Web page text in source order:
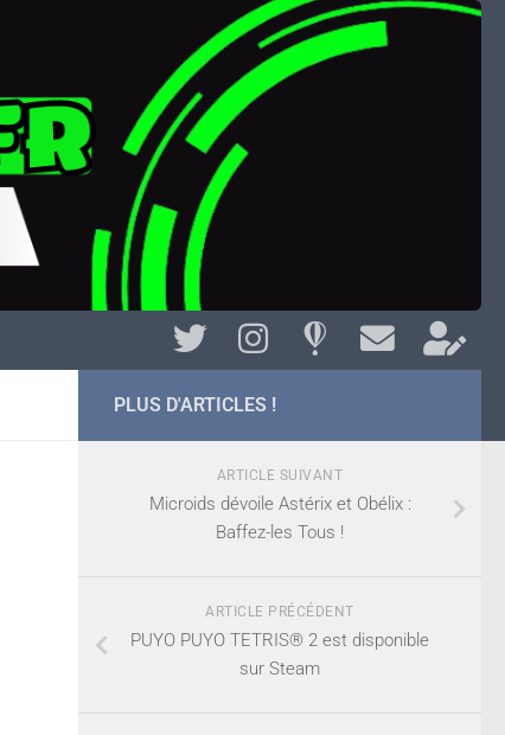
PLUS D'ARTICLES !
ARTICLE SUIVANT
Microids dévoile Astérix et Obélix :
Baffez-les Tous !
ARTICLE PRÉCÉDENT
PUYO PUYO TETRIS® 2 est disponible
sur Steam